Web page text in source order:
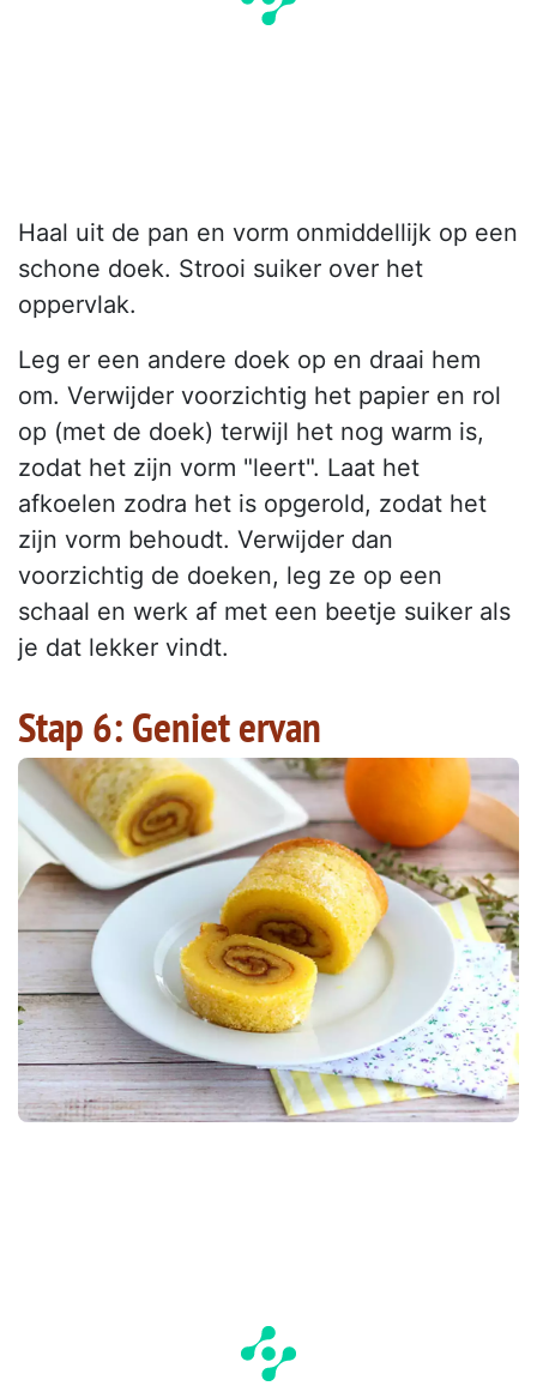
Haal uit de pan en vorm onmiddellijk op een
schone doek. Strooi suiker over het
oppervlak.
Leg er een andere doek op en draai hem
om. Verwijder voorzichtig het papier en rol
op (met de doek) terwijl het nog warm is,
zodat het zijn vorm "leert". Laat het
afkoelen zodra het is opgerold, zodat het
zijn vorm behoudt. Verwijder dan
voorzichtig de doeken, leg ze op een
schaal en werk af met een beetje suiker als
je dat lekker vindt.
Stap 6: Geniet ervan